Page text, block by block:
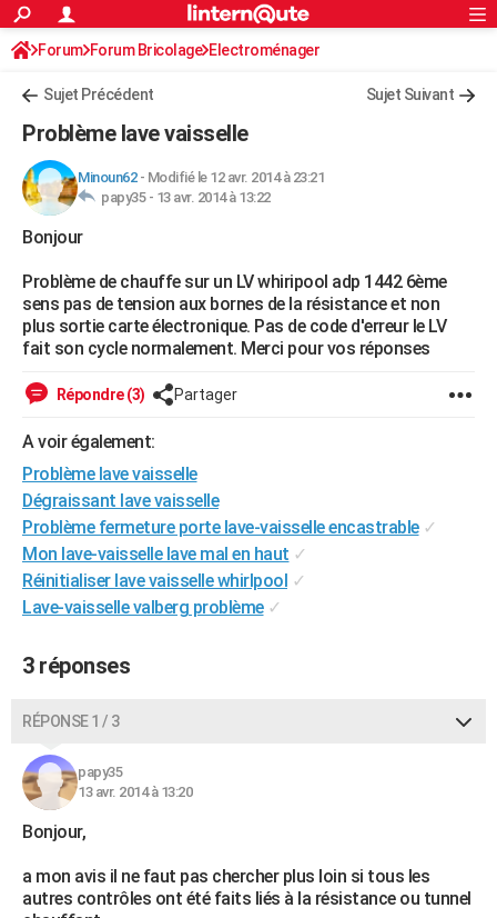
ACTUALITÉS
Politique
Société
Faits Divers
Education
Monde
Villes
+
FINANCE
Retraite
Impôts
Epargne
Immobilier
Risques naturels par ville
Banque
Assurance
Crédit
AUTO
Essais
Réserver un essai
Citadines
Berlines
SUV
Forum auto
+HIGH-TECH
Mobiles
Meilleur smartphone
Internet
Ordinateurs
Jeux vidéo
Guide high-tech
+BRICOLAGE
Forum
Aménagement intérieur
Extérieur
Cuisine
Salle de bains
Jardinage
Rangement
WEEK-END
Guides de France
Escapades
Patrimoine
Expositions
Musées
Week-end nature
LIFESTYLE
SANTE
Alimentation
Guide de la santé
Maladies
Médicaments
Sommeil
VOYAGE
Destinations
City break
Voyage nature
Voyage de noces
Forum
Climat
+PHOTO
GUIDES D'ACHAT
BONS PLANS
CARTE DE VOEUX
COPAINS D'AVANT
S'inscrire
Se connecter
Lycées
Collèges
Primaires
Universités
Entreprises
Service militaire
Avis de recherche
AVIS DE DÉCÈS
FORUM
S'inscrire
Connexion
Forum Forum Bricolage Electroménager
Sujet Précédent Sujet Suivant
Problème lave vaisselle
Minoun62- Modifié le 12 avr. 2014 à 23:21
papy35 - 13 avr. 2014 à 13:22
Bonjour
Problème de chauffe sur un LV whiripool adp 1442 6ème
sens pas de tension aux bornes de la résistance et non
plus sortie carte électronique. Pas de code d'erreur le LV
fait son cycle normalement. Merci pour vos réponses
Répondre (3) Partager
A voir également:
Problème lave vaisselle
Dégraissant lave vaisselle
Problème fermeture porte lave-vaisselle encastrable ✓
Mon lave-vaisselle lave mal en haut ✓
Réinitialiser lave vaisselle whirlpool ✓
Lave-vaisselle valberg problème ✓
3 réponses
RÉPONSE 1 / 3
papy35
13 avr. 2014 à 13:20
Bonjour,
a mon avis il ne faut pas chercher plus loin si tous les
autres contrôles ont été faits liés à la résistance ou tunnel